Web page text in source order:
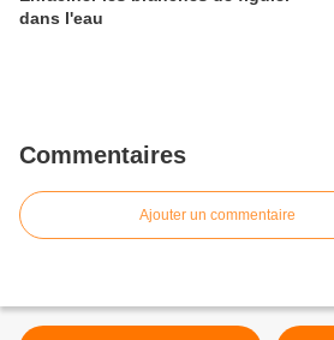
dans l'eau
Commentaires
Ajouter un commentaire